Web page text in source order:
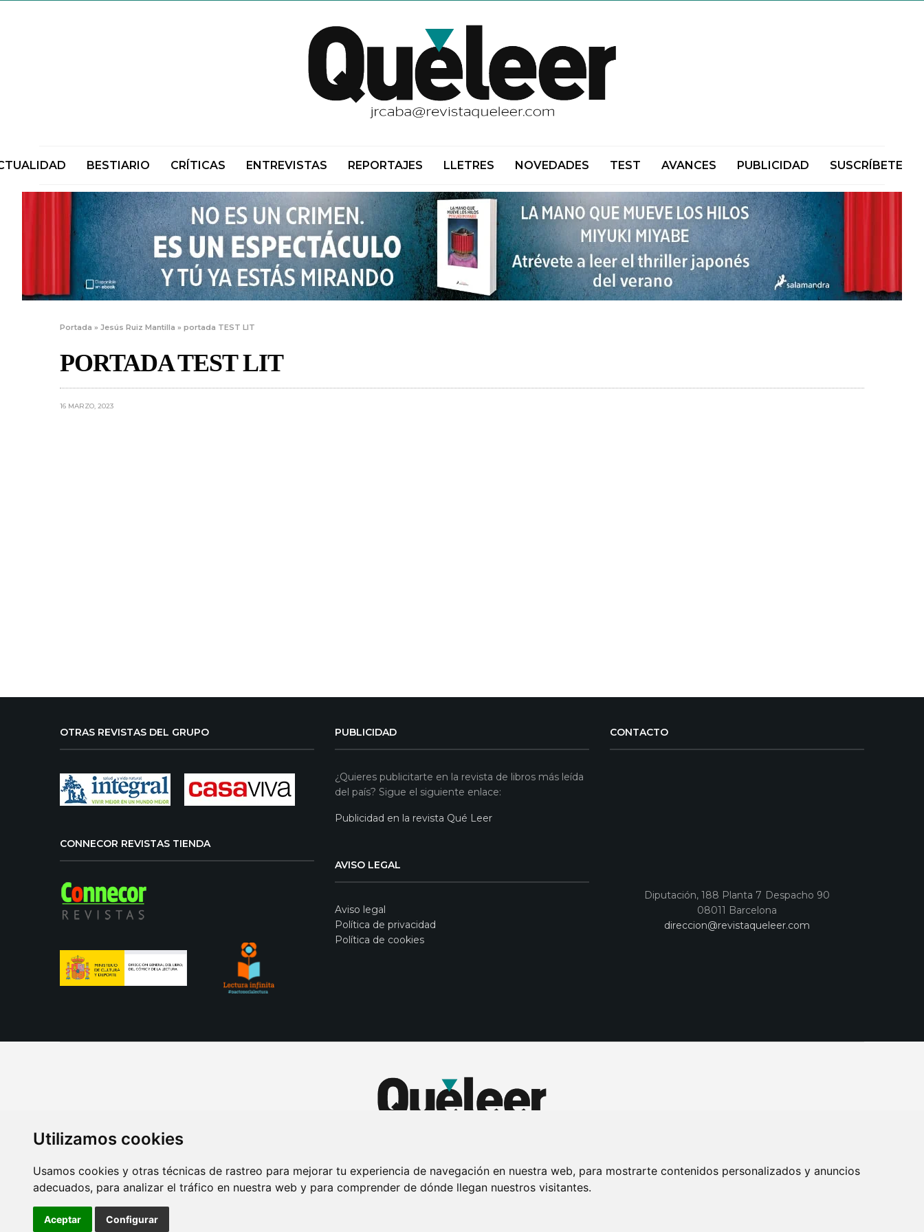
Utilizamos cookies
Usamos cookies y otras técnicas de rastreo para mejorar tu experiencia de navegación en nuestra web, para mostrarte contenidos personalizados y anuncios
adecuados, para analizar el tráfico en nuestra web y para comprender de dónde llegan nuestros visitantes.
Aceptar Configurar
BESTIARIO CRÍTICAS ENTREVISTAS REPORTAJES LLETRES NOVEDADES TEST AVANCES PUBLICIDAD SUSCRÍBETE
Portada »Jesús Ruiz Mantilla »portada TEST LIT
PORTADA TEST LIT
16 MARZO, 2023
OTRAS REVISTAS DEL GRUPO
CONNECOR REVISTAS TIENDA
PUBLICIDAD
¿Quieres publicitarte en la revista de libros más leída
del país? Sigue el siguiente enlace:
Publicidad en la revista Qué Leer
AVISO LEGAL
Aviso legal
Política de privacidad
Política de cookies
CONTACTO
Diputación, 188 Planta 7 Despacho 90
08011 Barcelona
direccion@revistaqueleer.com
AVISO LEGAL POLITICA DE COOKIES POLITICA DE PRIVACIDAD PUBLICIDAD EN LA REVISTA QUÉ LEER SORTEO-PREESTRENOS